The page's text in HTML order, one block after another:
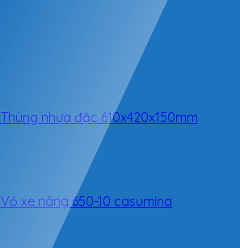
Thùng nhựa đặc 610x420x150mm
Vỏ xe nâng 650-10 casumina